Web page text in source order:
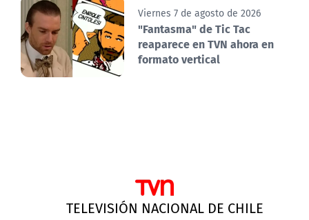
Viernes 7 de agosto de 2026
"Fantasma" de Tic Tac
reaparece en TVN ahora en
formato vertical
TELEVISIÓN NACIONAL DE CHILE